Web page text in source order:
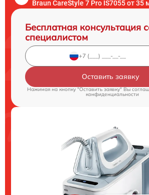
Braun CareStyle 7 Pro IS7055 от 35
Бесплатная консультация
специалистом
Оставить заявку
Нажимая на кнопку "Оставить заявку" Вы
конфиденциальности